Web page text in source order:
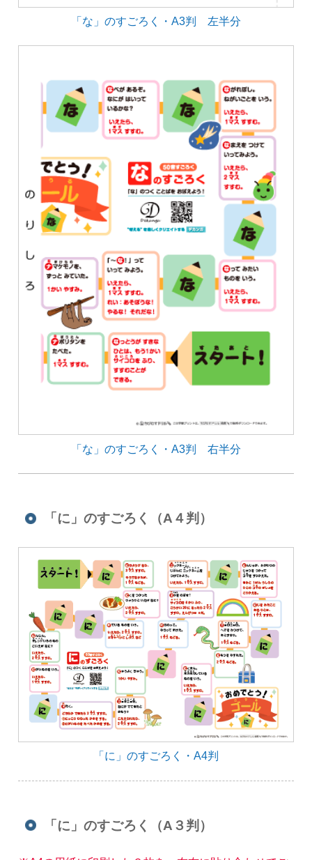
「な」のすごろく・A3判 左半分
「な」のすごろく・A3判 右半分
「に」のすごろく（A４判）
「に」のすごろく・A4判
「に」のすごろく（A３判）